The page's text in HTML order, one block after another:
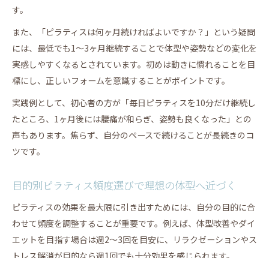
す。
また、「ピラティスは何ヶ月続ければよいですか？」という疑問
には、最低でも1～3ヶ月継続することで体型や姿勢などの変化を
実感しやすくなるとされています。初めは動きに慣れることを目
標にし、正しいフォームを意識することがポイントです。
実践例として、初心者の方が「毎日ピラティスを10分だけ継続し
たところ、1ヶ月後には腰痛が和らぎ、姿勢も良くなった」との
声もあります。焦らず、自分のペースで続けることが長続きのコ
ツです。
目的別ピラティス頻度選びで理想の体型へ近づく
ピラティスの効果を最大限に引き出すためには、自分の目的に合
わせて頻度を調整することが重要です。例えば、体型改善やダイ
エットを目指す場合は週2～3回を目安に、リラクゼーションやス
トレス解消が目的なら週1回でも十分効果を感じられます。